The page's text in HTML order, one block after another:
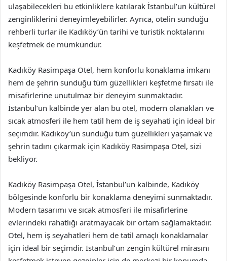
ulaşabilecekleri bu etkinliklere katılarak İstanbul’un kültürel
zenginliklerini deneyimleyebilirler. Ayrıca, otelin sunduğu
rehberli turlar ile Kadıköy’ün tarihi ve turistik noktalarını
keşfetmek de mümkündür.
Kadıköy Rasimpaşa Otel, hem konforlu konaklama imkanı
hem de şehrin sunduğu tüm güzellikleri keşfetme fırsatı ile
misafirlerine unutulmaz bir deneyim sunmaktadır.
İstanbul’un kalbinde yer alan bu otel, modern olanakları ve
sıcak atmosferi ile hem tatil hem de iş seyahati için ideal bir
seçimdir. Kadıköy’ün sunduğu tüm güzellikleri yaşamak ve
şehrin tadını çıkarmak için Kadıköy Rasimpaşa Otel, sizi
bekliyor.
Kadıköy Rasimpaşa Otel, İstanbul’un kalbinde, Kadıköy
bölgesinde konforlu bir konaklama deneyimi sunmaktadır.
Modern tasarımı ve sıcak atmosferi ile misafirlerine
evlerindeki rahatlığı aratmayacak bir ortam sağlamaktadır.
Otel, hem iş seyahatleri hem de tatil amaçlı konaklamalar
için ideal bir seçimdir. İstanbul’un zengin kültürel mirasını